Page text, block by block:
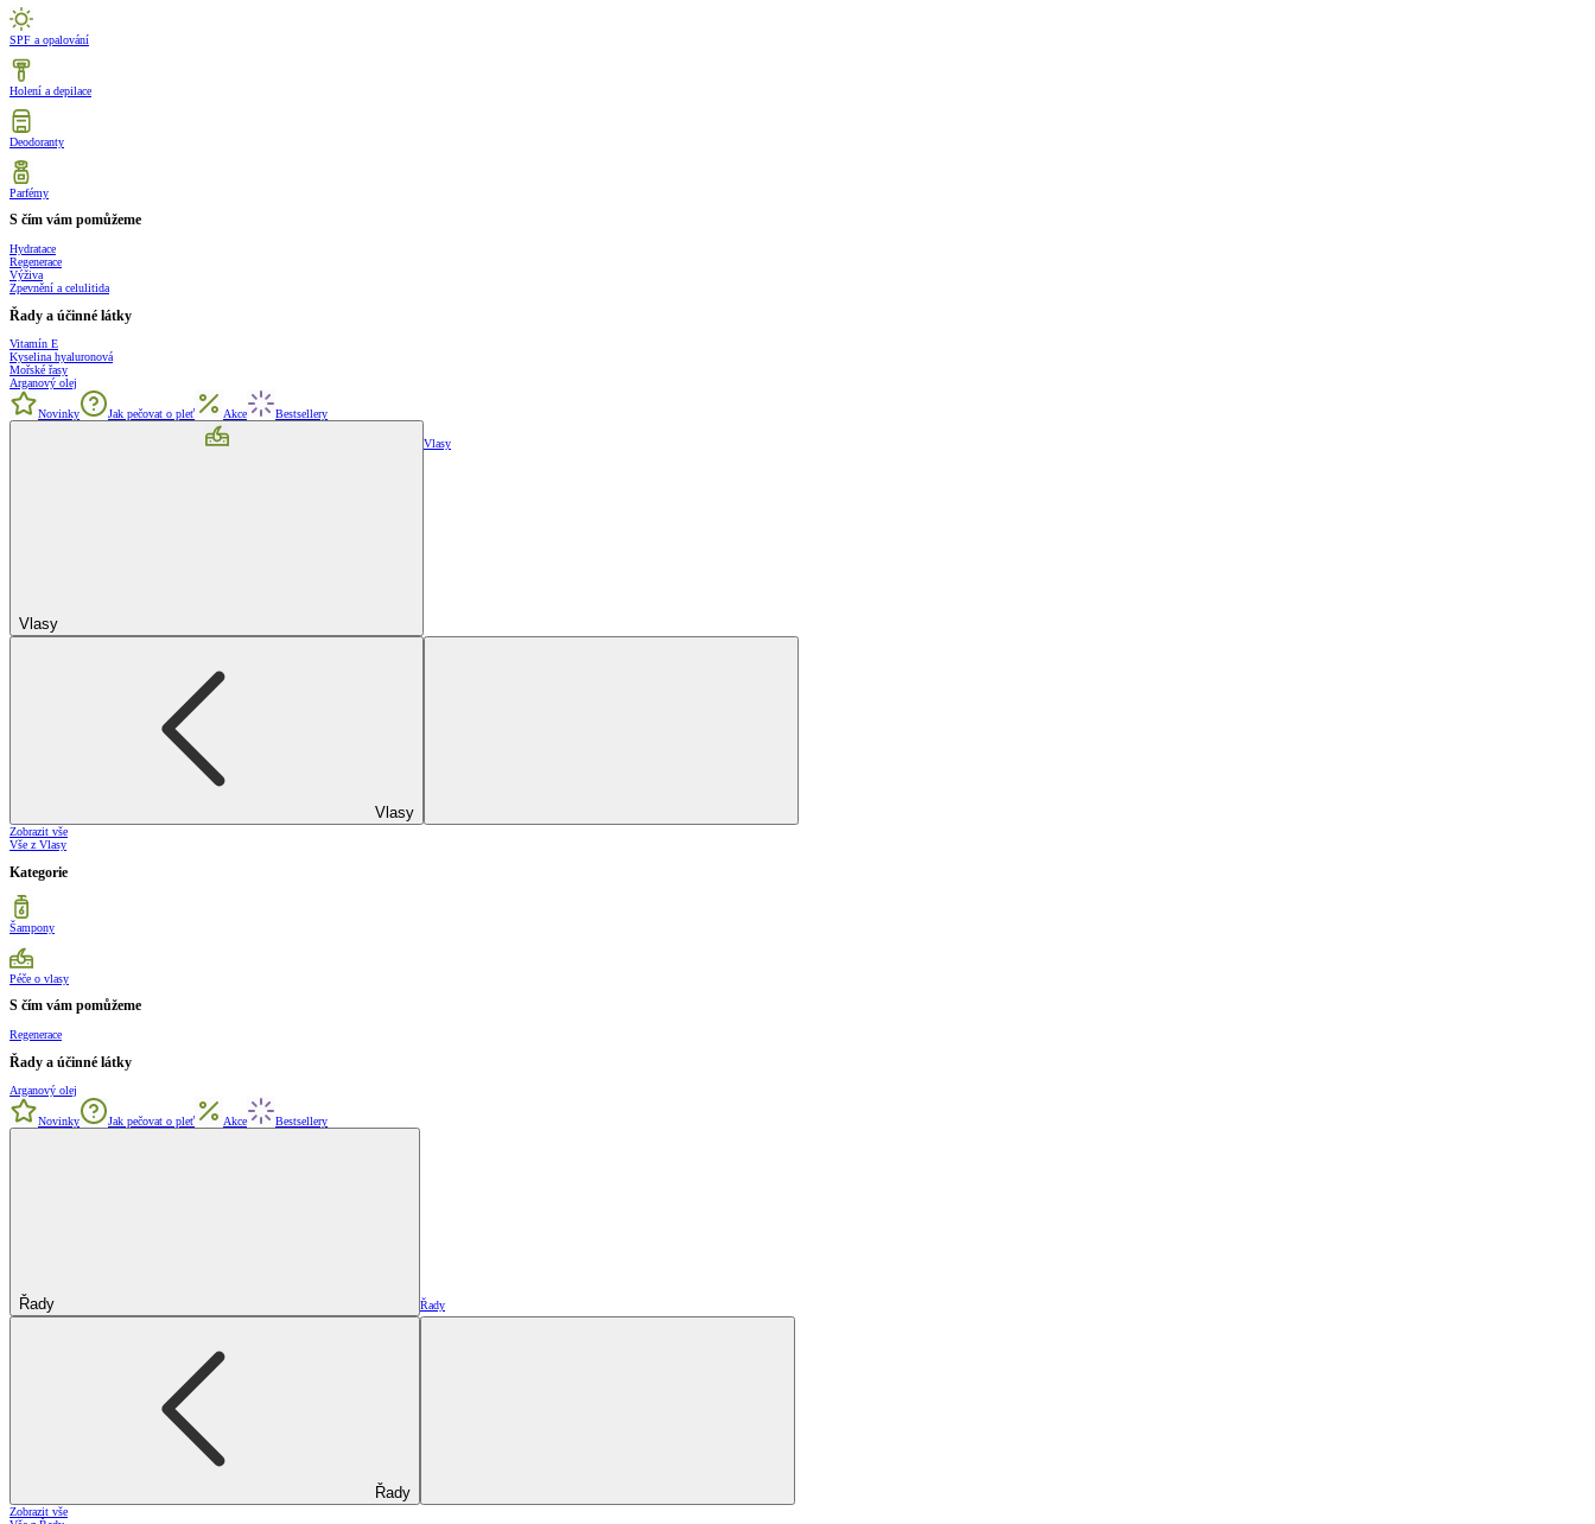
SPF a opalování
Holení a depilace
Deodoranty
Parfémy
S čím vám pomůžeme
Hydratace
Regenerace
Výživa
Zpevnění a celulitida
Řady a účinné látky
Vitamín E
Kyselina hyaluronová
Mořské řasy
Arganový olej
Novinky Jak pečovat o pleť Akce Bestsellery
Vlasy
Vlasy
Vlasy
Zobrazit vše
Vše z Vlasy
Kategorie
Šampony
Péče o vlasy
S čím vám pomůžeme
Regenerace
Řady a účinné látky
Arganový olej
Novinky Jak pečovat o pleť Akce Bestsellery
Řady Řady
Řady
Zobrazit vše